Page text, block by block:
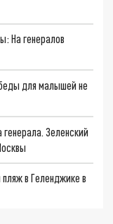
На генералов
для малышей не
Зеленский
в Геленджике в